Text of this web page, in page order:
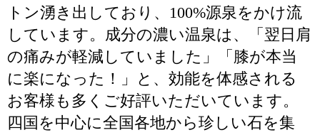
トン湧き出しており、100%源泉をかけ流
しています。成分の濃い温泉は、「翌日肩
の痛みが軽減していました」「膝が本当
に楽になった！」と、効能を体感される
お客様も多くご好評いただいています。
四国を中心に全国各地から珍しい石を集